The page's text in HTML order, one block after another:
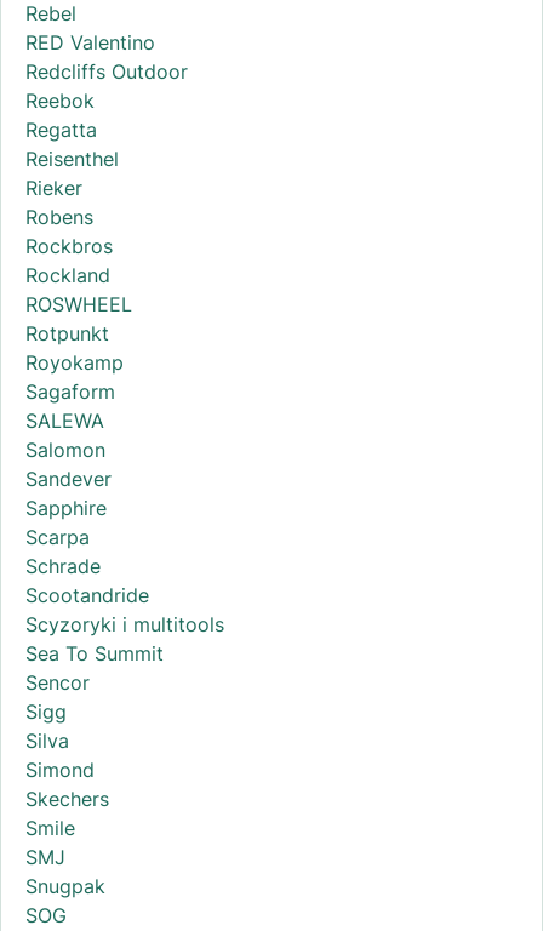
Rebel
RED Valentino
Redcliffs Outdoor
Reebok
Regatta
Reisenthel
Rieker
Robens
Rockbros
Rockland
ROSWHEEL
Rotpunkt
Royokamp
Sagaform
SALEWA
Salomon
Sandever
Sapphire
Scarpa
Schrade
Scootandride
Scyzoryki i multitools
Sea To Summit
Sencor
Sigg
Silva
Simond
Skechers
Smile
SMJ
Snugpak
SOG